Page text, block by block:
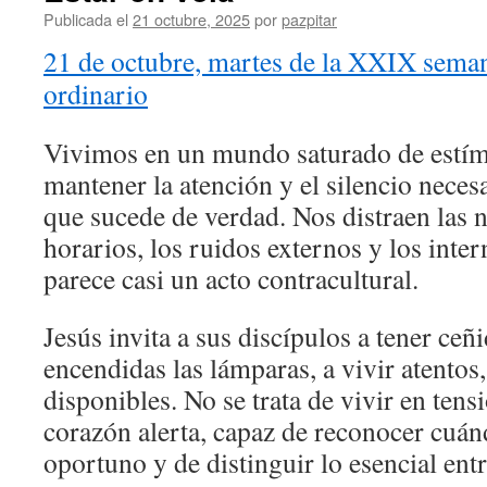
Publicada el 21 octubre, 2025porpazpitar
21 de octubre, martes de la XXIX
ordinario
Vivimos en un mundo saturado de
mantener la atención y el silencio
que sucede de verdad. Nos distraen las
horarios, los ruidos externos y los
parece casi un acto contracultural.
Jesús invita a sus discípulos a tener
encendidas las lámparas, a vivir
disponibles. No se trata de vivir en
corazón alerta, capaz de reconocer
oportuno y de distinguir lo esencial